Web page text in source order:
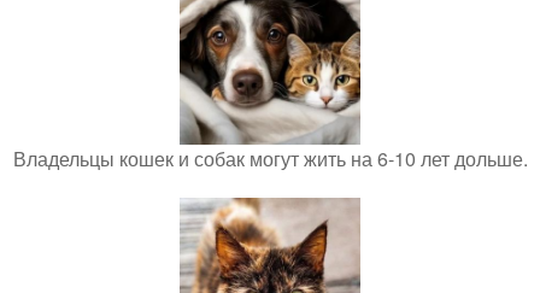
Владельцы кошек и собак могут жить на 6-10 лет дольше.